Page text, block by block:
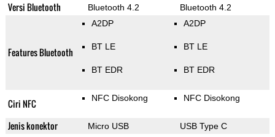
Versi Bluetooth Bluetooth 4.2 Bluetooth 4.2
Features Bluetooth
A2DP
BT LE
BT EDR
A2DP
BT LE
BT EDR
Ciri NFC NFC Disokong NFC Disokong
Jenis konektor Micro USB USB Type C